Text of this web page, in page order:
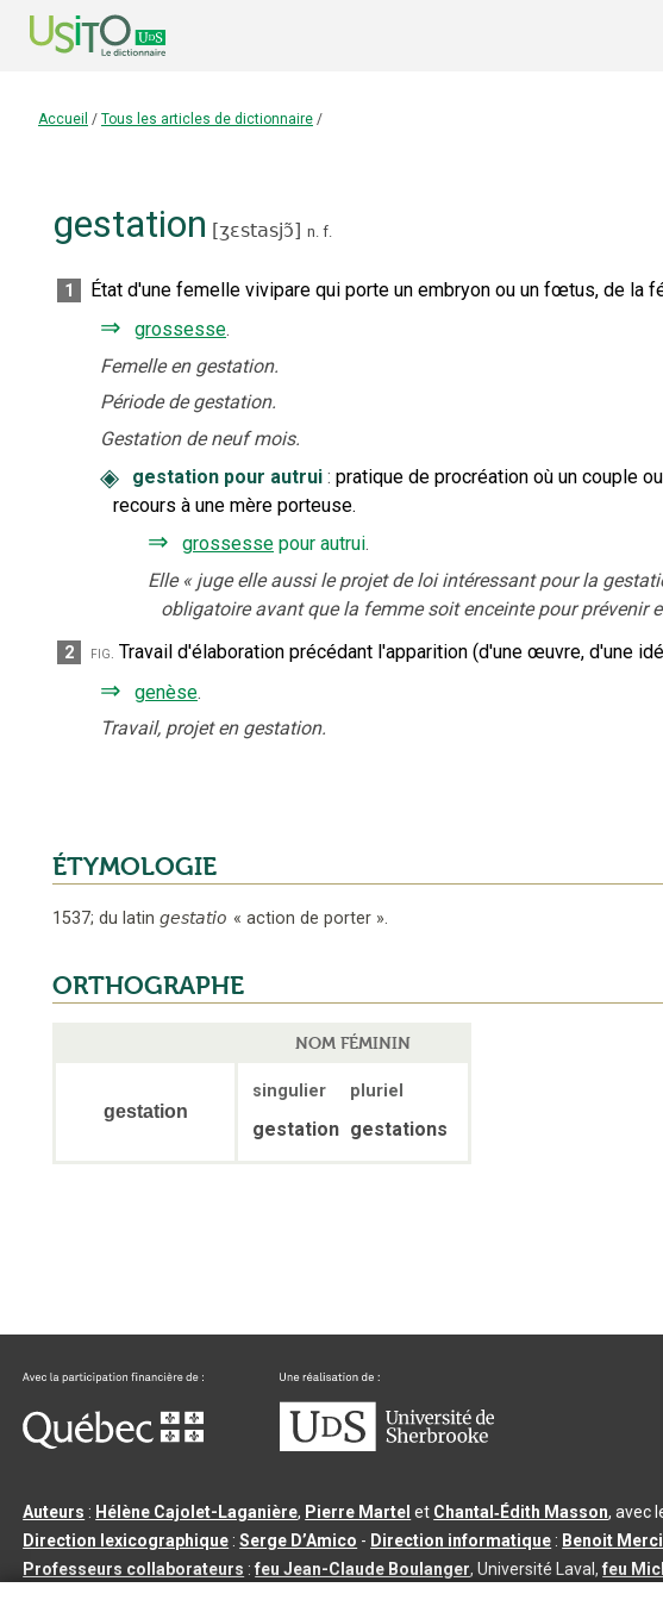
Accueil / Tous les articles de dictionnaire /
gestation [ʒɛstasjɔ̃] n. f.
1 État d'une femelle vivipare qui porte un embryon ou un fœtus, de la
⇒ grossesse.
Femelle en gestation.
Période de gestation.
Gestation de neuf mois.
◈ gestation pour autrui : pratique de procréation où un couple
recours à une mère porteuse.
⇒ grossesse pour autrui.
Elle « juge elle aussi le projet de loi intéressant pour la
obligatoire avant que la femme soit enceinte pour prévenir
2 fig. Travail d'élaboration précédant l'apparition (d'une œuvre, d'une
⇒ genèse.
Travail, projet en gestation.
ÉTYMOLOGIE
1537; du latin gestatio « action de porter ».
ORTHOGRAPHE
NOM FÉMININ
gestation
singulier pluriel
gestation gestations
Auteurs : Hélène Cajolet-Laganière, Pierre Martel et Chantal‑Édith Masson, avec
Direction lexicographique :Serge D’Amico - Direction informatique : Benoit
Professeurs collaborateurs :feu Jean-Claude Boulanger, Université Laval,feu